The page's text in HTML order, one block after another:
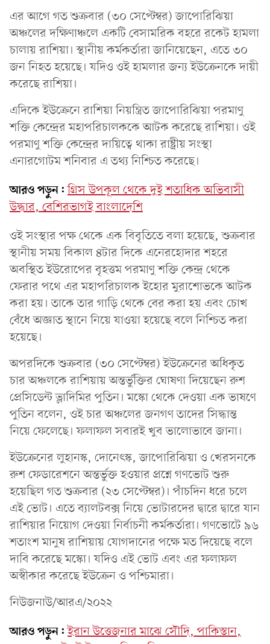
এর আগে গত শুক্রবার (৩০ সেপ্টেম্বর) জাপোরিঝিয়া
অঞ্চলের দক্ষিণাঞ্চলে একটি বেসামরিক বহরে রকেট হামলা
চালায় রাশিয়া। স্থানীয় কর্মকর্তারা জানিয়েছেন, এতে ৩০
জন নিহত হয়েছে। যদিও ওই হামলার জন্য ইউক্রেনকে দায়ী
করেছে রাশিয়া।
এদিকে ইউক্রেনে রাশিয়া নিয়ন্ত্রিত জাপোরিঝিয়া পরমাণু
শক্তি কেন্দ্রের মহাপরিচালককে আটক করেছে রাশিয়া। ওই
পরমাণু শক্তি কেন্দ্রের দায়িত্বে থাকা রাষ্ট্রীয় সংস্থা
এনারগোটম শনিবার এ তথ্য নিশ্চিত করেছে।
আরও পড়ুন: গ্রিস উপকূল থেকে দুই শতাধিক অভিবাসী
উদ্ধার, বেশিরভাগই বাংলাদেশি
ওই সংস্থার পক্ষ থেকে এক বিবৃতিতে বলা হয়েছে, শুক্রবার
স্থানীয় সময় বিকাল ৪টার দিকে এনেরহোদার শহরে
অবস্থিত ইউরোপের বৃহত্তম পরমাণু শক্তি কেন্দ্র থেকে
ফেরার পথে এর মহাপরিচালক ইহোর মুরাশোভকে আটক
করা হয়। তাকে তার গাড়ি থেকে বের করা হয় এবং চোখ
বেঁধে অজ্ঞাত স্থানে নিয়ে যাওয়া হয়েছে বলে নিশ্চিত করা
হয়েছে।
অপরদিকে শুক্রবার (৩০ সেপ্টেম্বর) ইউক্রেনের অধিকৃত
চার অঞ্চলকে রাশিয়ায় অন্তর্ভুক্তির ঘোষণা দিয়েছেন রুশ
প্রেসিডেন্ট ভ্লাদিমির পুতিন। মস্কো থেকে দেওয়া এক ভাষণে
পুতিন বলেন, ওই চার অঞ্চলের জনগণ তাদের সিদ্ধান্ত
নিয়ে ফেলেছে। ফলাফল সবারই খুব ভালোভাবে জানা।
ইউক্রেনের লুহানস্ক, দোনেৎস্ক, জাপোরিঝিয়া ও খেরসনকে
রুশ ফেডারেশনে অন্তর্ভুক্ত হওয়ার প্রশ্নে গণভোট শুরু
হয়েছিল গত শুক্রবার (২৩ সেপ্টেম্বর)। পাঁচদিন ধরে চলে
এই ভোট। এতে ব্যালটবক্স নিয়ে ভোটারদের দ্বারে দ্বারে যান
রাশিয়ার নিয়োগ দেওয়া নির্বাচনী কর্মকর্তারা। গণভোটে ৯৬
শতাংশ মানুষ রাশিয়ায় যোগদানের পক্ষে মত দিয়েছে বলে
দাবি করেছে মস্কো। যদিও এই ভোট এবং এর ফলাফল
অস্বীকার করেছে ইউক্রেন ও পশ্চিমারা।
নিউজনাউ/আরএ/২০২২
আরও পড়ুন: ইরান উত্তেজনার মাঝে সৌদি, পাকিস্তান,